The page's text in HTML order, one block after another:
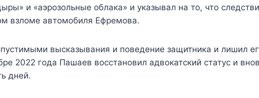
и «аэрозольные облака» и указывал на то, что
взломе автомобиля Ефремова.
высказывания и поведение защитника и лишил
2022 года Пашаев восстановил адвокатский статус и
дней.